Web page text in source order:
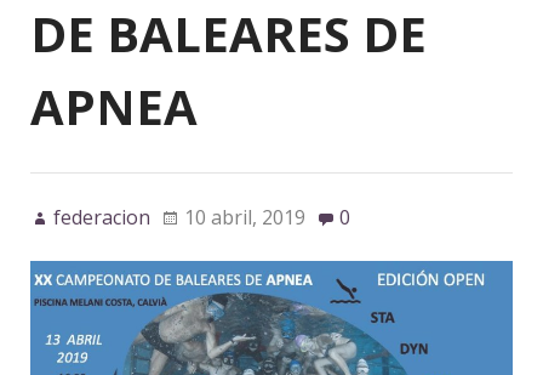
DE BALEARES DE
APNEA
federacion 10 abril, 2019 0